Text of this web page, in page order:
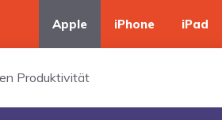
Apple iPhone iPad
Produktivität